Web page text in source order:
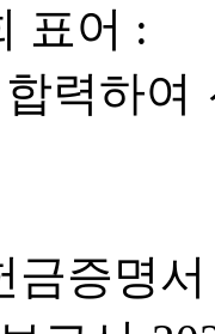
표어 :
합력하여
금증명